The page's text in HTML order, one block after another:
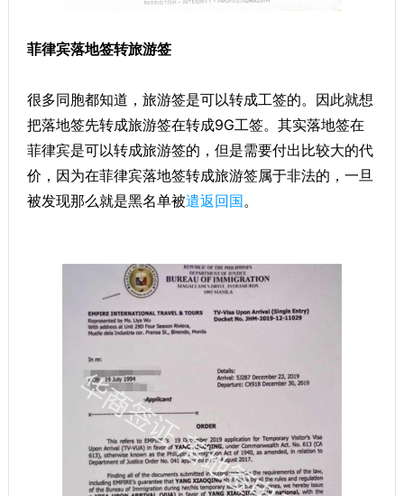
菲律宾落地签转旅游签
很多同胞都知道，旅游签是可以转成工签的。因此就想
把落地签先转成旅游签在转成9G工签。其实落地签在
菲律宾是可以转成旅游签的，但是需要付出比较大的代
价，因为在菲律宾落地签转成旅游签属于非法的，一旦
被发现那么就是黑名单被遣返回国。